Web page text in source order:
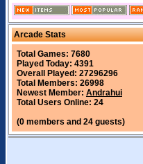
Arcade Stats
Total Games: 7680
Played Today: 4391
Overall Played: 27296296
Total Members: 26998
Newest Member: Andrahui
Total Users Online: 24
(0 members and 24 guests)